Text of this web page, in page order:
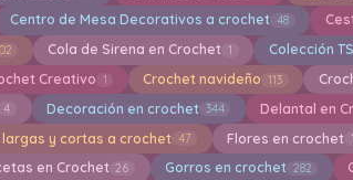
Centro de Mesa Decorativos a crochet 48
Cola de Sirena en Crochet 1 Colección
Creativo 1 Crochet navideño 113
4 Decoración en crochet 344 Delantal en
largas y cortas a crochet 47 Flores en crochet
en Crochet 26 Gorros en crochet 282